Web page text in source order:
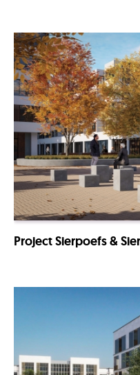
Project Sierpoefs &